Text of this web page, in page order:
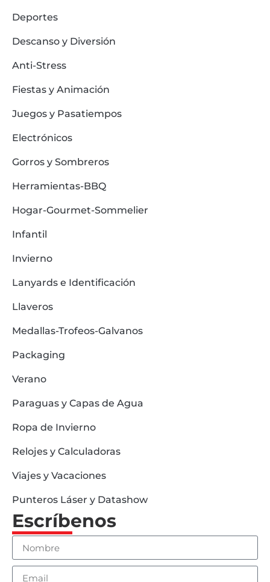
Deportes
Descanso y Diversión
Anti-Stress
Fiestas y Animación
Juegos y Pasatiempos
Electrónicos
Gorros y Sombreros
Herramientas-BBQ
Hogar-Gourmet-Sommelier
Infantil
Invierno
Lanyards e Identificación
Llaveros
Medallas-Trofeos-Galvanos
Packaging
Verano
Paraguas y Capas de Agua
Ropa de Invierno
Relojes y Calculadoras
Viajes y Vacaciones
Punteros Láser y Datashow
Escríbenos